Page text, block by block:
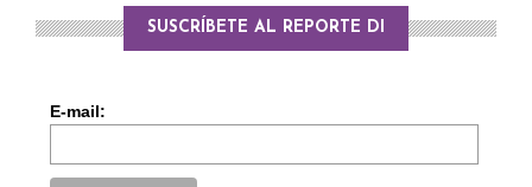
SUSCRÍBETE AL REPORTE DI
E-mail: